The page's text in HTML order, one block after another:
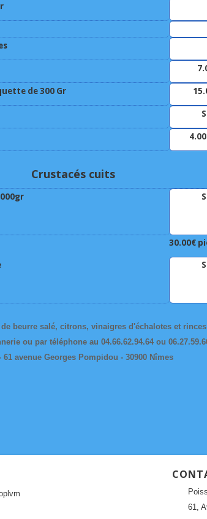
de 300 Gr
Crustacés cuits
30.00€
beurre salé, citrons, vinaigres d'échalotes et
ou par téléphone au 04.66.62.94.64 ou
avenue Georges Pompidou - 30900 Nîmes
61,